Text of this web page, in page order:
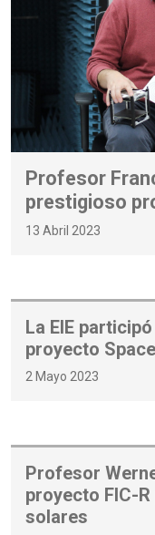
Profesor
prestigioso
13 Abril 2023
La EIE
proyecto
2 Mayo 2023
Profesor
proyecto FIC-
solares